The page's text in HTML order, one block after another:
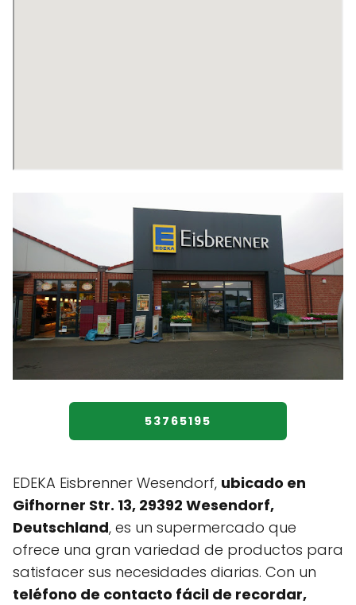
53765195
EDEKA Eisbrenner Wesendorf, ubicado en
Gifhorner Str. 13, 29392 Wesendorf,
Deutschland, es un supermercado que
ofrece una gran variedad de productos para
satisfacer sus necesidades diarias. Con un
teléfono de contacto fácil de recordar,